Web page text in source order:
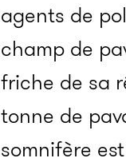
agents de
champ de
friche de sa
tonne de
somnifère